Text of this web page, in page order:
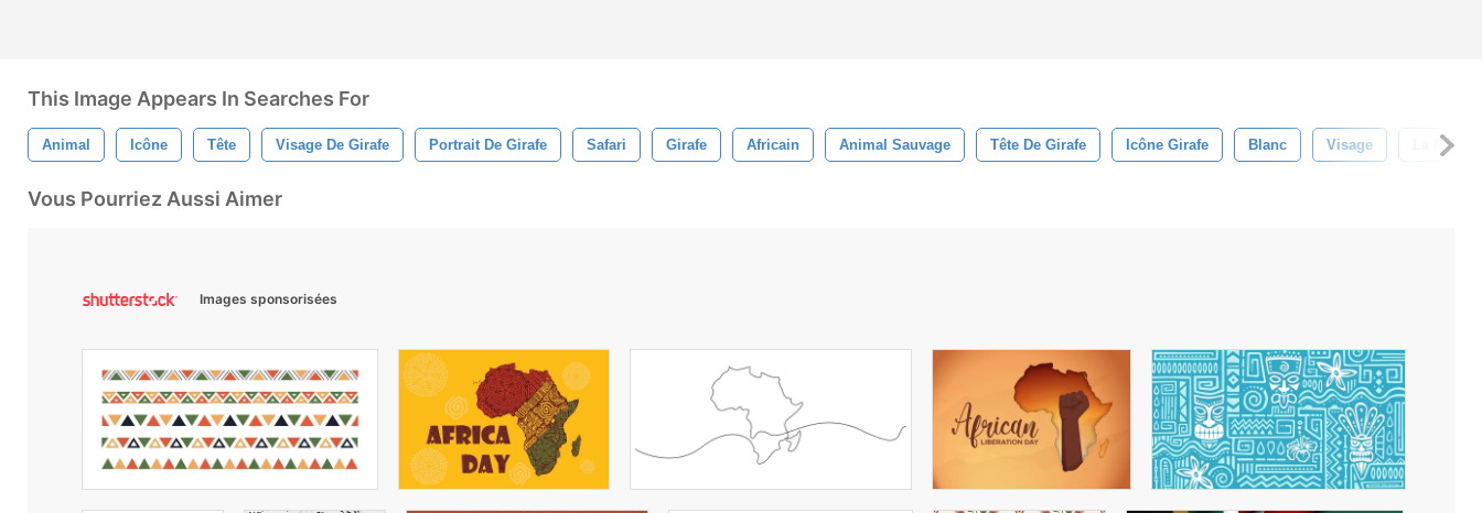
This Image Appears In Searches For
Animal Icône Tête Visage De Girafe Portrait De Girafe Safari Girafe Africain Animal Sauvage Tête De Girafe Icône Girafe Blanc Visage La Nature
Vous Pourriez Aussi Aimer
Images sponsorisées